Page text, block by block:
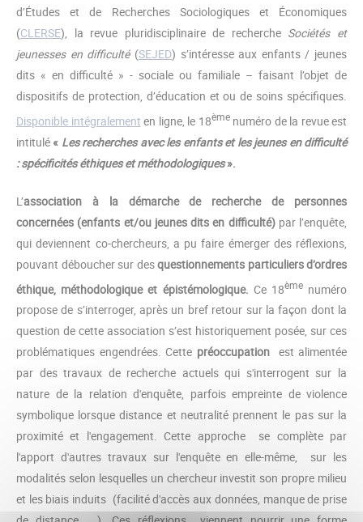
d’Études et de Recherches Sociologiques et Économiques
(CLERSE), la revue pluridisciplinaire de recherche Sociétés et
jeunesses en difficulté(SEJED) s’intéresse aux enfants / jeunes
dits « en difficulté » - sociale ou familiale – faisant l’objet de
dispositifs de protection, d’éducation et ou de soins spécifiques.
Disponible intégralement en ligne, le 18èmenuméro de la revue est
intitulé « Les recherches avec les enfants et les jeunes en difficulté
: spécificités éthiques et méthodologiques».
L’association à la démarche de recherche de personnes
concernées (enfants et/ou jeunes dits en difficulté)par l’enquête,
qui deviennent co-chercheurs, a pu faire émerger des réflexions,
pouvant déboucher sur desquestionnements particuliers d’ordres
éthique, méthodologique et épistémologique. Ce 18èmenuméro
propose de s’interroger, après un bref retour sur la façon dont la
question de cette association s’est historiquement posée, sur ces
problématiques engendrées. Cette préoccupation est alimentée
par des travaux de recherche actuels qui s'interrogent sur la
nature de la relation d'enquête, parfois empreinte de violence
symbolique lorsque distance et neutralité prennent le pas sur la
proximité et l'engagement. Cette approche se complète par
l'apport d'autres travaux sur l'enquête en elle-même, sur les
modalités selon lesquelles un chercheur investit son propre milieu
et les biais induits (facilité d'accès aux données, manque de prise